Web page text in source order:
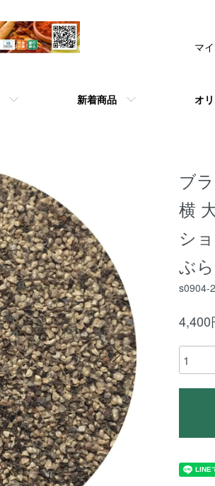
新着商品 オ
マ
ブ
横
シ
ぶ
s0904-
4,400